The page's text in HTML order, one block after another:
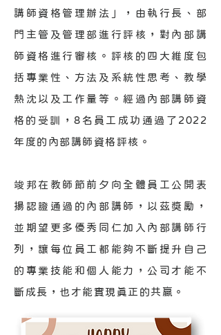
講師資格管理辦法」，由執行長、部
門主管及管理部進行評核，對內部講
師資格進行審核。評核的四大維度包
括專業性、方法及系統性思考、教學
熱沈以及工作量等。經過內部講師資
格的受訓，8名員工成功通過了2022
年度的內部講師資格評核。
竣邦在教師節前夕向全體員工公開表
揚認證通過的內部講師，以茲獎勵，
並期望更多優秀同仁加入內部講師行
列，讓每位員工都能夠不斷提升自己
的專業技能和個人能力，公司才能不
斷成長，也才能實現真正的共贏。